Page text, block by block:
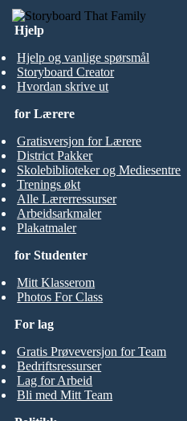
Hjelp
Hjelp og vanlige spørsmål
Storyboard Creator
Hvordan skrive ut
for Studenter
Mitt Klasserom
Photos For Class
for Lærere
Gratisversjon for Lærere
District Pakker
Skolebiblioteker og Mediesentre
Trenings økt
Alle Lærerressurser
Arbeidsarkmaler
Plakatmaler
For lag
Gratis Prøveversjon for Team
Bedriftsressurser
Lag for Arbeid
Bli med Mitt Team